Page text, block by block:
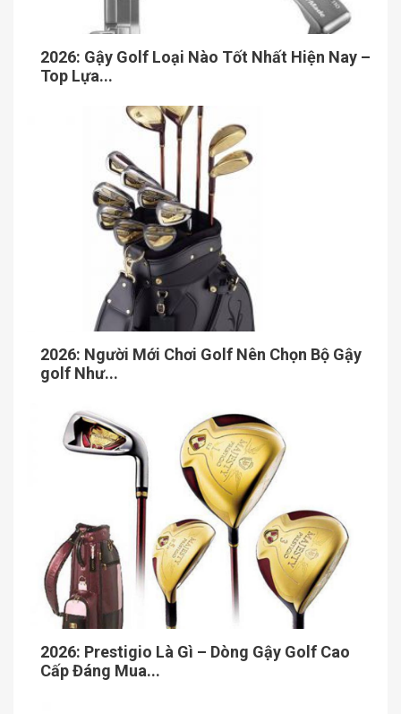
2026: Gậy Golf Loại Nào Tốt Nhất Hiện Nay –
Top Lựa...
2026: Người Mới Chơi Golf Nên Chọn Bộ Gậy
golf Như...
2026: Prestigio Là Gì – Dòng Gậy Golf Cao
Cấp Đáng Mua...